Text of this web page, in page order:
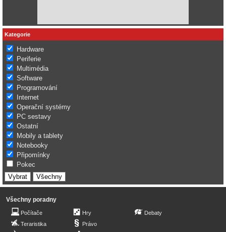
Kategorie
Hardware
Periferie
Multimédia
Software
Programování
Internet
Operační systémy
PC sestavy
Ostatní
Mobily a tablety
Notebooky
Připomínky
Pokec
Všechny poradny
Počítače
Teraristika
Hry
Právo
Debaty